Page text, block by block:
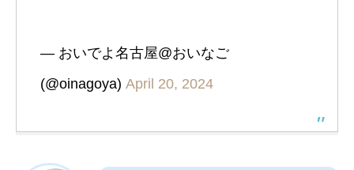
— おいでよ名古屋@おいなご
(@oinagoya) April 20, 2024